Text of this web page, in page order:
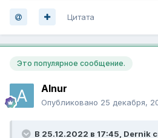
Цитата
Это популярное сообщение.
Alnur
Опубликовано 25 декабря,
В 25.12.2022 в 17:45, Dernik